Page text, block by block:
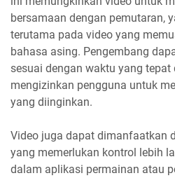
bersamaan dengan pemutaran,
terutama pada video yang
bahasa asing. Pengembang
sesuai dengan waktu yang
mengizinkan pengguna untuk
yang diinginkan.
Video juga dapat dimanfaatkan
yang memerlukan kontrol lebih
dalam aplikasi permainan atau